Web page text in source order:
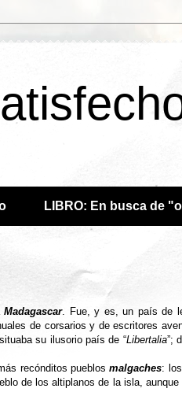
LIBRO: En busca de
Madagascar. Fue, y es, un país de
de corsarios y de escritores
su ilusorio país de “Libertalia”;
recónditos pueblosmalgaches:
de los altiplanos de la isla, aunque